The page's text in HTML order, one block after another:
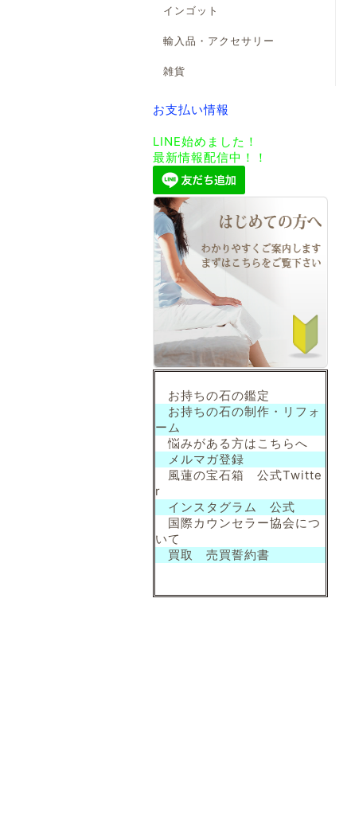
インゴット
輸入品・アクセサリー
雑貨
お支払い情報
LINE始めました！
最新情報配信中！！
お持ちの石の鑑定
お持ちの石の制作・リフォ
ーム
悩みがある方はこちらへ
メルマガ登録
風蓮の宝石箱 公式Twitte
r
インスタグラム 公式
国際カウンセラー協会につ
いて
買取 売買誓約書